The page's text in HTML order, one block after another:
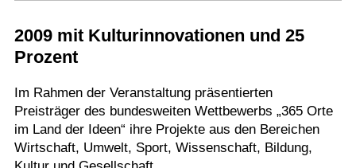
2009 mit Kulturinnovationen und 25
Prozent
Im Rahmen der Veranstaltung präsentierten
Preisträger des bundesweiten Wettbewerbs „365 Orte
im Land der Ideen“ ihre Projekte aus den Bereichen
Wirtschaft, Umwelt, Sport, Wissenschaft, Bildung,